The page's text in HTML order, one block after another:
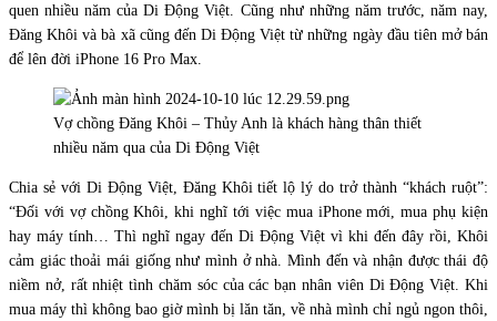
quen nhiều năm của Di Động Việt. Cũng như những năm trước, năm nay,
Đăng Khôi và bà xã cũng đến Di Động Việt từ những ngày đầu tiên mở bán
để lên đời iPhone 16 Pro Max.
Vợ chồng Đăng Khôi – Thủy Anh là khách hàng thân thiết
nhiều năm qua của Di Động Việt
Chia sẻ với Di Động Việt, Đăng Khôi tiết lộ lý do trở thành “khách ruột”:
“Đối với vợ chồng Khôi, khi nghĩ tới việc mua iPhone mới, mua phụ kiện
hay máy tính… Thì nghĩ ngay đến Di Động Việt vì khi đến đây rồi, Khôi
cảm giác thoải mái giống như mình ở nhà. Mình đến và nhận được thái độ
niềm nở, rất nhiệt tình chăm sóc của các bạn nhân viên Di Động Việt. Khi
mua máy thì không bao giờ mình bị lăn tăn, về nhà mình chỉ ngủ ngon thôi,